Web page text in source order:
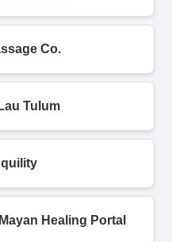
Co.
Tulum
Healing Portal